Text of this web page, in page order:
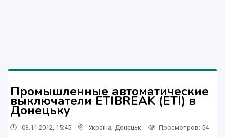
Промышленные автоматические
выключатели ETIBREAK (ETI) в
Донецьку
03.11.2012, 15:45 Україна Донецьк Просмотров: 54